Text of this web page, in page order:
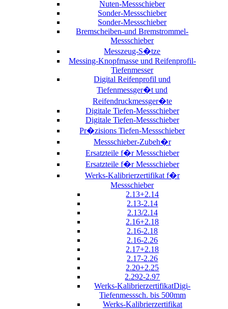
Nuten-Messschieber
Sonder-Messschieber
Sonder-Messschieber
Bremscheiben-und Bremstrommel-
Messschieber
Messzeug-S�tze
Messing-Knopfmasse und Reifenprofil-
Tiefenmesser
Digital Reifenprofil und
Tiefenmessger�t und
Reifendruckmessger�te
Digitale Tiefen-Messschieber
Digitale Tiefen-Messschieber
Pr�zisions Tiefen-Messschieber
Messschieber-Zubeh�r
Ersatzteile f�r Messschieber
Ersatzteile f�r Messschieber
Werks-Kalibrierzertifikat f�r
Messschieber
2.13+2.14
2.13-2.14
2.13/2.14
2.16+2.18
2.16-2.18
2.16-2.26
2.17+2.18
2.17-2.26
2.20+2.25
2.292-2.97
Werks-KalibrierzertifikatDigi-
Tiefenmesssch. bis 500mm
Werks-Kalibrierzertifikat